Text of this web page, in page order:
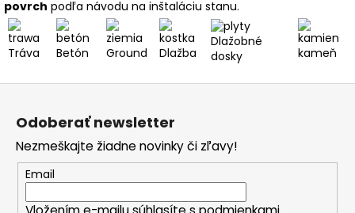
povrch podľa návodu na inštaláciu stanu.
Tráva Betón Ground Dlažba
Dlažobné
dosky
kameň
Z
Odoberať newsletter
Nezmeškajte žiadne novinky či zľavy!
Email